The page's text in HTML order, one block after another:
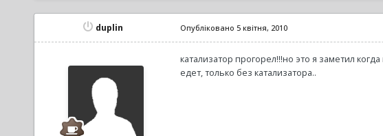
duplin Опубліковано 5 квітня, 2010
катализатор прогорел!!!но это я заметил
едет, только без катализатора..